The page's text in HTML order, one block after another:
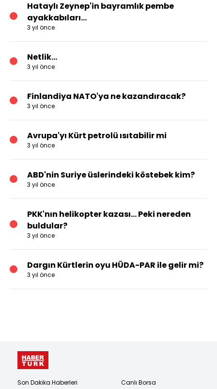
Hataylı Zeynep'in bayramlık pembe
ayakkabıları…
3 yıl önce
Netlik…
3 yıl önce
Finlandiya NATO'ya ne kazandıracak?
3 yıl önce
Avrupa'yı Kürt petrolü ısıtabilir mi
3 yıl önce
ABD'nin Suriye üslerindeki köstebek kim?
3 yıl önce
PKK'nın helikopter kazası… Peki nereden
buldular?
3 yıl önce
Dargın Kürtlerin oyu HÜDA-PAR ile gelir mi?
3 yıl önce
Son Dakika Haberleri
Canlı Borsa